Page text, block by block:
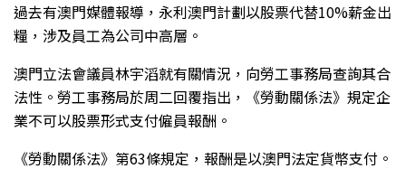
過去有澳門媒體報導，永利澳門計劃以股票代替10%薪金出
糧，涉及員工為公司中高層。
澳門立法會議員林宇滔就有關情況，向勞工事務局查詢其合
法性。勞工事務局於周二回覆指出，《勞動關係法》規定企
業不可以股票形式支付僱員報酬。
《勞動關係法》第63條規定，報酬是以澳門法定貨幣支付。